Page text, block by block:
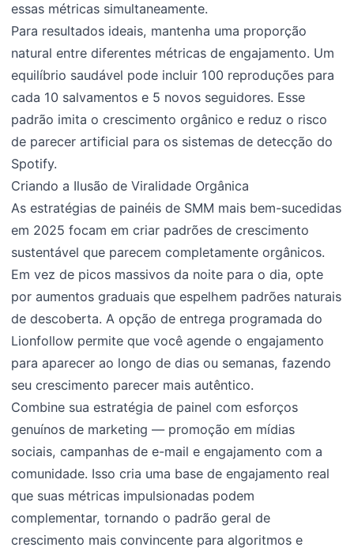
essas métricas simultaneamente.
Para resultados ideais, mantenha uma proporção
natural entre diferentes métricas de engajamento. Um
equilíbrio saudável pode incluir 100 reproduções para
cada 10 salvamentos e 5 novos seguidores. Esse
padrão imita o crescimento orgânico e reduz o risco
de parecer artificial para os sistemas de detecção do
Spotify.
Criando a Ilusão de Viralidade Orgânica
As estratégias de painéis de SMM mais bem-sucedidas
em 2025 focam em criar padrões de crescimento
sustentável que parecem completamente orgânicos.
Em vez de picos massivos da noite para o dia, opte
por aumentos graduais que espelhem padrões naturais
de descoberta. A opção de entrega programada do
Lionfollow permite que você agende o engajamento
para aparecer ao longo de dias ou semanas, fazendo
seu crescimento parecer mais autêntico.
Combine sua estratégia de painel com esforços
genuínos de marketing — promoção em mídias
sociais, campanhas de e-mail e engajamento com a
comunidade. Isso cria uma base de engajamento real
que suas métricas impulsionadas podem
complementar, tornando o padrão geral de
crescimento mais convincente para algoritmos e